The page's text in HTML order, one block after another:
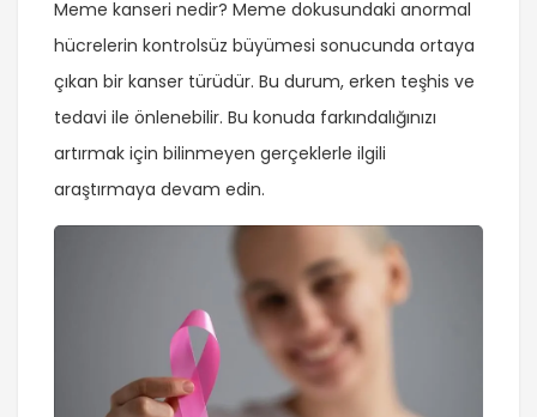
Meme kanseri nedir? Meme dokusundaki anormal
hücrelerin kontrolsüz büyümesi sonucunda ortaya
çıkan bir kanser türüdür. Bu durum, erken teşhis ve
tedavi ile önlenebilir. Bu konuda farkındalığınızı
artırmak için bilinmeyen gerçeklerle ilgili
araştırmaya devam edin.